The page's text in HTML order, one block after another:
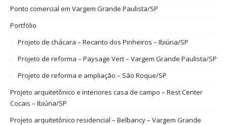
Ponto comercial em Vargem Grande Paulista/SP
Portfólio
Projeto de chácara – Recanto dos Pinheiros – Ibiúna/SP
Projeto de reforma – Paysage Vert – Vargem Grande Paulista/SP
Projeto de reforma e ampliação – São Roque/SP
Projeto arquitetônico e interiores casa de campo – Rest Center
Cocais – Ibiúna/SP
Projeto arquitetônico residencial – Belbancy – Vargem Grande